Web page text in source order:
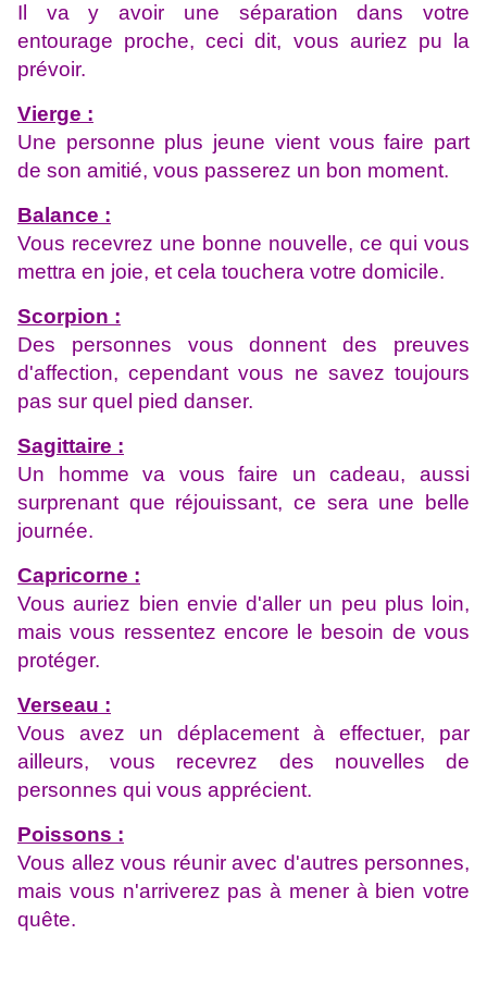
Il va y avoir une séparation dans votre
entourage proche, ceci dit, vous auriez pu la
prévoir.
Vierge :
Une personne plus jeune vient vous faire part
de son amitié, vous passerez un bon moment.
Balance :
Vous recevrez une bonne nouvelle, ce qui vous
mettra en joie, et cela touchera votre domicile.
Scorpion :
Des personnes vous donnent des preuves
d'affection, cependant vous ne savez toujours
pas sur quel pied danser.
Sagittaire :
Un homme va vous faire un cadeau, aussi
surprenant que réjouissant, ce sera une belle
journée.
Capricorne :
Vous auriez bien envie d'aller un peu plus loin,
mais vous ressentez encore le besoin de vous
protéger.
Verseau :
Vous avez un déplacement à effectuer, par
ailleurs, vous recevrez des nouvelles de
personnes qui vous apprécient.
Poissons :
Vous allez vous réunir avec d'autres personnes,
mais vous n'arriverez pas à mener à bien votre
quête.